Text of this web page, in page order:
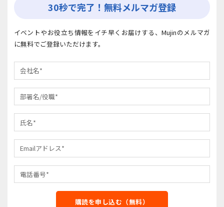
30秒で完了！無料メルマガ登録
イベントやお役立ち情報をイチ早くお届けする、Mujinのメルマガ
に無料でご登録いただけます。
購読を申し込む（無料）